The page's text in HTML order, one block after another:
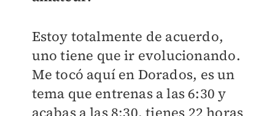
Estoy totalmente de acuerdo,
uno tiene que ir evolucionando.
Me tocó aquí en Dorados, es un
tema que entrenas a las 6:30 y